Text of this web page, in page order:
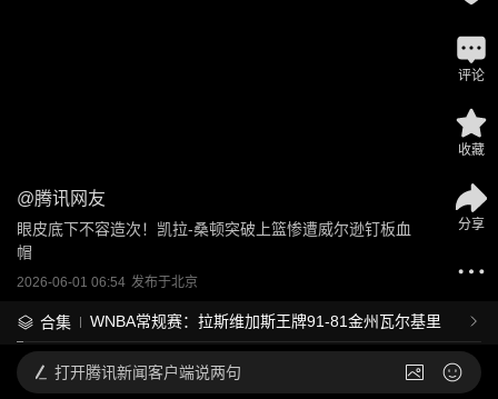
@腾讯网友
眼皮底下不容造次！凯拉-桑顿突破上篮惨遭威尔逊钉板血
帽
2026-06-01 06:54 发布于北京
合集 WNBA常规赛：拉斯维加斯王牌91-81金州瓦尔基里
评论
收藏
分享
打开腾讯新闻客户端说两句